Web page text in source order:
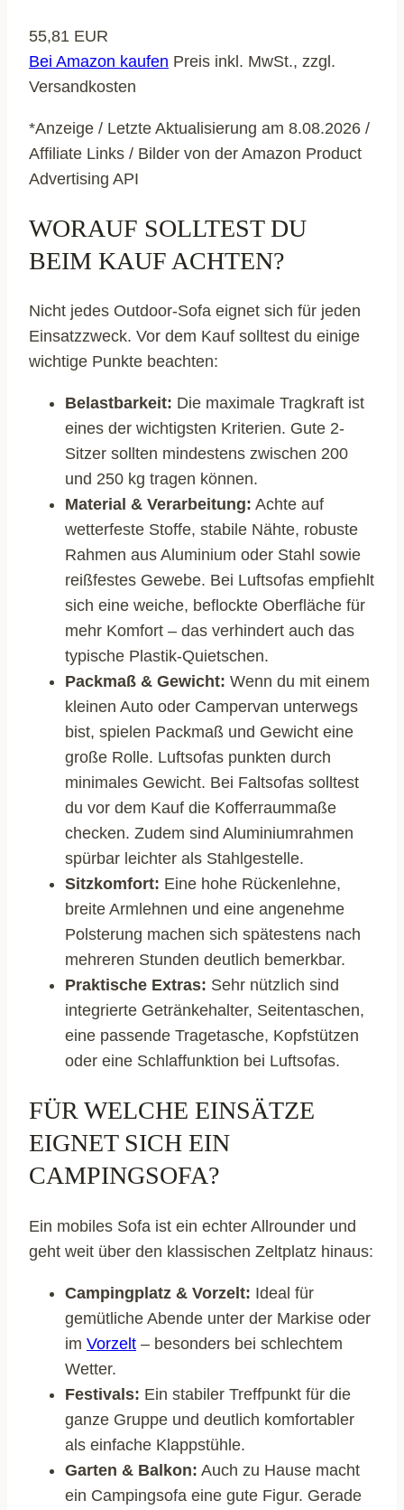
55,81 EUR
Bei Amazon kaufen Preis inkl. MwSt., zzgl.
Versandkosten
*Anzeige / Letzte Aktualisierung am 8.08.2026 /
Affiliate Links / Bilder von der Amazon Product
Advertising API
WORAUF SOLLTEST DU
BEIM KAUF ACHTEN?
Nicht jedes Outdoor-Sofa eignet sich für jeden
Einsatzzweck. Vor dem Kauf solltest du einige
wichtige Punkte beachten:
Belastbarkeit: Die maximale Tragkraft ist
eines der wichtigsten Kriterien. Gute 2-
Sitzer sollten mindestens zwischen 200
und 250 kg tragen können.
Material & Verarbeitung: Achte auf
wetterfeste Stoffe, stabile Nähte, robuste
Rahmen aus Aluminium oder Stahl sowie
reißfestes Gewebe. Bei Luftsofas empfiehlt
sich eine weiche, beflockte Oberfläche für
mehr Komfort – das verhindert auch das
typische Plastik-Quietschen.
Packmaß & Gewicht: Wenn du mit einem
kleinen Auto oder Campervan unterwegs
bist, spielen Packmaß und Gewicht eine
große Rolle. Luftsofas punkten durch
minimales Gewicht. Bei Faltsofas solltest
du vor dem Kauf die Kofferraummaße
checken. Zudem sind Aluminiumrahmen
spürbar leichter als Stahlgestelle.
Sitzkomfort: Eine hohe Rückenlehne,
breite Armlehnen und eine angenehme
Polsterung machen sich spätestens nach
mehreren Stunden deutlich bemerkbar.
Praktische Extras: Sehr nützlich sind
integrierte Getränkehalter, Seitentaschen,
eine passende Tragetasche, Kopfstützen
oder eine Schlaffunktion bei Luftsofas.
FÜR WELCHE EINSÄTZE
EIGNET SICH EIN
CAMPINGSOFA?
Ein mobiles Sofa ist ein echter Allrounder und
geht weit über den klassischen Zeltplatz hinaus:
Campingplatz & Vorzelt: Ideal für
gemütliche Abende unter der Markise oder
im Vorzelt – besonders bei schlechtem
Wetter.
Festivals: Ein stabiler Treffpunkt für die
ganze Gruppe und deutlich komfortabler
als einfache Klappstühle.
Garten & Balkon: Auch zu Hause macht
ein Campingsofa eine gute Figur. Gerade